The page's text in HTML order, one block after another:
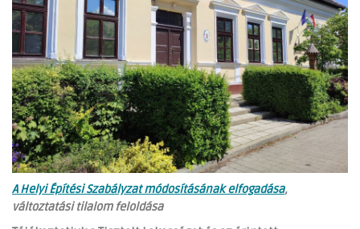
A Helyi Építési Szabályzat módosításának elfogadása,
változtatási tilalom feloldása